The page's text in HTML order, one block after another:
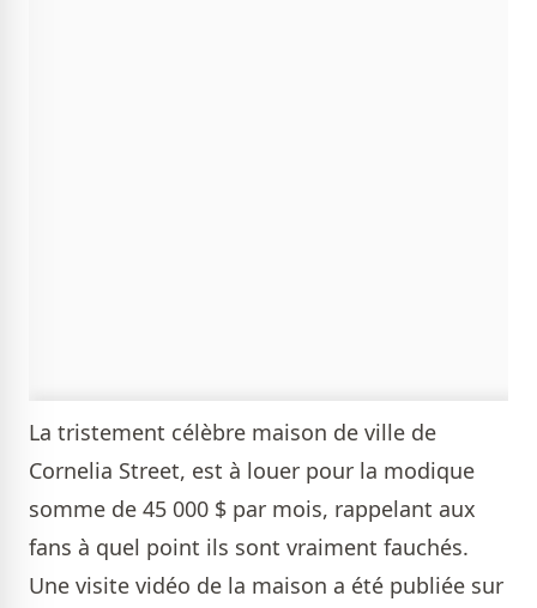
La tristement célèbre maison de ville de
Cornelia Street, est à louer pour la modique
somme de 45 000 $ par mois, rappelant aux
fans à quel point ils sont vraiment fauchés.
Une visite vidéo de la maison a été publiée sur